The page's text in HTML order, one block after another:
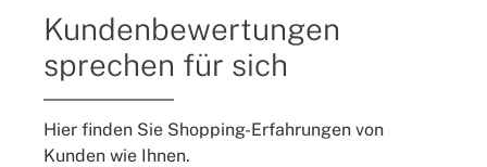
Kundenbewertungen
sprechen für sich
Hier finden Sie Shopping-Erfahrungen von
Kunden wie Ihnen.